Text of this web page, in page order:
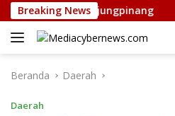
Langsung
ke
konten
Breaking News
Sabu di Tanjungpinang
Beranda Daerah
Daerah